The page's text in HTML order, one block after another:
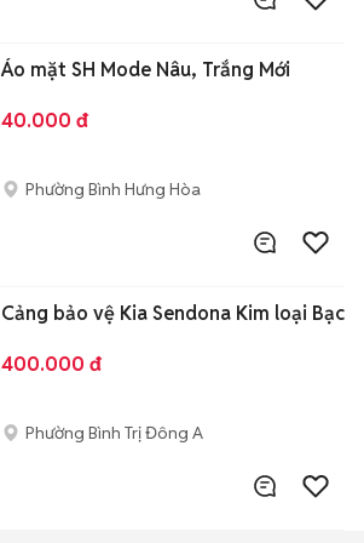
Áo mặt SH Mode Nâu, Trắng Mới
40.000 đ
Phường Bình Hưng Hòa
Cảng bảo vệ Kia Sendona Kim loại Bạc
400.000 đ
Phường Bình Trị Đông A